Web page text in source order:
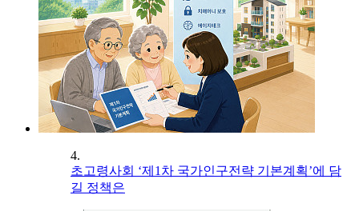
4.
초고령사회 ‘제1차 국가인구전략 기본계획’에 담
길 정책은